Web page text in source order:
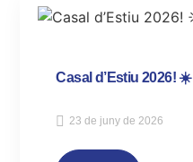
Casal d’Estiu 2026! ☀️
23 de juny de 2026